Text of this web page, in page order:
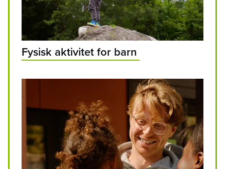
Fysisk aktivitet for barn